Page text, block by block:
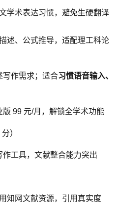
学术表达习惯，避免生硬翻译
述、公式推导，适配理工科论
写作需求；适合习惯语音输入、
99 元/月，解锁全学术功能
）
作工具，文献整合能力突出
知网文献资源，引用真实度